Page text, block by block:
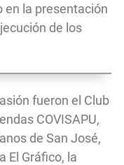
la presentación
de los
fueron el Club
COVISAPU,
de San José,
El Gráfico, la